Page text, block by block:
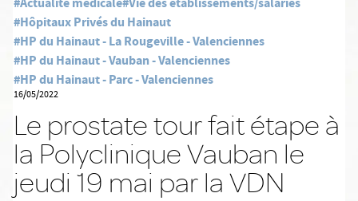
#Hôpitaux Privés du Hainaut
#HP du Hainaut - La Rougeville - Valenciennes
#HP du Hainaut - Vauban - Valenciennes
#HP du Hainaut - Parc - Valenciennes
16/05/2022
Le prostate tour fait étape à
la Polyclinique Vauban le
jeudi 19 mai par la VDN